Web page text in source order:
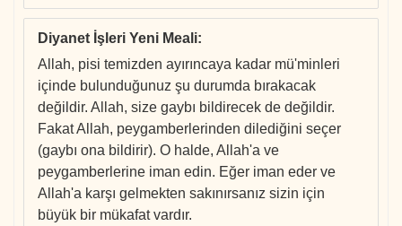
Diyanet İşleri Yeni Meali:
Allah, pisi temizden ayırıncaya kadar mü'minleri
içinde bulunduğunuz şu durumda bırakacak
değildir. Allah, size gaybı bildirecek de değildir.
Fakat Allah, peygamberlerinden dilediğini seçer
(gaybı ona bildirir). O halde, Allah'a ve
peygamberlerine iman edin. Eğer iman eder ve
Allah'a karşı gelmekten sakınırsanız sizin için
büyük bir mükafat vardır.